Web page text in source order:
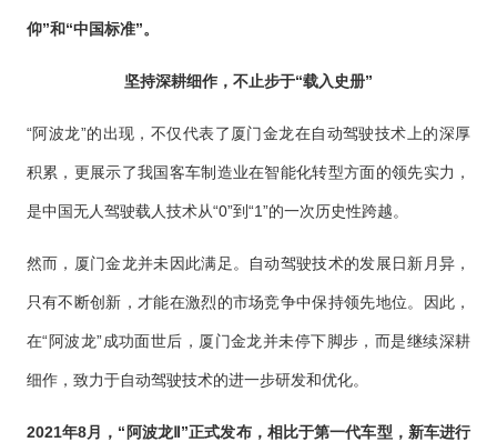
仰”和“中国标准”。
坚持深耕细作，不止步于“载入史册”
“阿波龙”的出现，不仅代表了厦门金龙在自动驾驶技术上的深厚
积累，更展示了我国客车制造业在智能化转型方面的领先实力，
是中国无人驾驶载人技术从“0”到“1”的一次历史性跨越。
然而，厦门金龙并未因此满足。自动驾驶技术的发展日新月异，
只有不断创新，才能在激烈的市场竞争中保持领先地位。因此，
在“阿波龙”成功面世后，厦门金龙并未停下脚步，而是继续深耕
细作，致力于自动驾驶技术的进一步研发和优化。
2021年8月，“阿波龙Ⅱ”正式发布，相比于第一代车型，新车进行